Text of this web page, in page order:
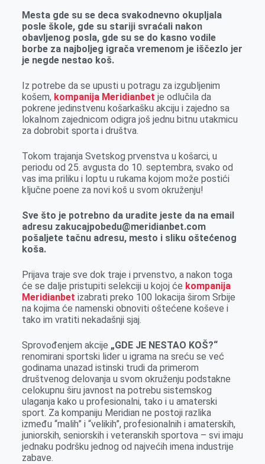
Mesta gde su se deca svakodnevno okupljala
posle škole, gde su stariji svraćali nakon
obavljenog posla, gde su se do kasno vodile
borbe za najboljeg igrača vremenom je iščezlo jer
je negde nestao koš.
Iz potrebe da se upusti u potragu za izgubljenim
košem, kompanija Meridianbet je odlučila da
pokrene jedinstvenu košarkašku akciju i zajedno sa
lokalnom zajednicom odigra još jednu bitnu utakmicu
za dobrobit sporta i društva.
Tokom trajanja Svetskog prvenstva u košarci, u
periodu od 25. avgusta do 10. septembra, svako od
vas ima priliku i loptu u rukama kojom može postići
ključne poene za novi koš u svom okruženju!
Sve što je potrebno da uradite jeste da na email
adresu zakucajpobedu@meridianbet.com
pošaljete tačnu adresu, mesto i sliku oštećenog
koša.
Prijava traje sve dok traje i prvenstvo, a nakon toga
će se dalje pristupiti selekciji u kojoj će kompanija
Meridianbet izabrati preko 100 lokacija širom Srbije
na kojima će namenski obnoviti oštećene koševe i
tako im vratiti nekadašnji sjaj.
Sprovođenjem akcije „GDE JE NESTAO KOŠ?“
renomirani sportski lider u igrama na sreću se već
godinama unazad istinski trudi da primerom
društvenog delovanja u svom okruženju podstakne
celokupnu širu javnost na potrebu sistemskog
ulaganja kako u profesionalni, tako i u amaterski
sport. Za kompaniju Meridian ne postoji razlika
između “malih” i “velikih”, profesionalnih i amaterskih,
juniorskih, seniorskih i veteranskih sportova – svi imaju
jednaku podršku jednog od najvećih imena industrije
zabave.